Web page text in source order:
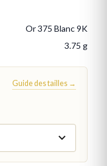
Or 375 Blanc 9K
3.75 g
Guide des tailles →